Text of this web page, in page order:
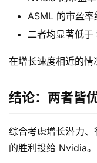
ASML 的市盈
二者均显著低
在增长速度相近的情
结论：两者皆
综合考虑增长潜力
的胜利投给 Nvidia。